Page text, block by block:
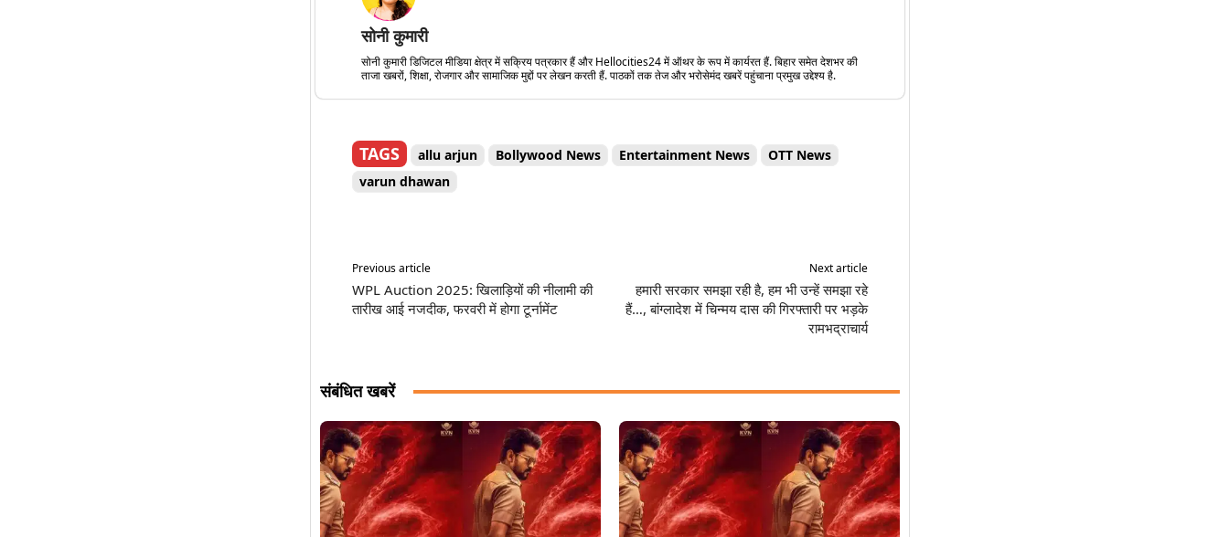
सोनी कुमारी
सोनी कुमारी डिजिटल मीडिया क्षेत्र में सक्रिय पत्रकार हैं और Hellocities24 में ऑथर के रूप में कार्यरत हैं. बिहार समेत देशभर की
ताजा खबरों, शिक्षा, रोजगार और सामाजिक मुद्दों पर लेखन करती हैं. पाठकों तक तेज और भरोसेमंद खबरें पहुंचाना प्रमुख उद्देश्य है.
TAGS allu arjun Bollywood News Entertainment News
OTT News
varun dhawan
Previous article
WPL Auction 2025: खिलाड़ियों की नीलामी की
तारीख आई नजदीक, फरवरी में होगा टूर्नामेंट
Next article
हमारी सरकार समझा रही है, हम भी उन्हें समझा रहे
हैं…, बांग्लादेश में चिन्मय दास की गिरफ्तारी पर भड़के
रामभद्राचार्य
संबंधित खबरें